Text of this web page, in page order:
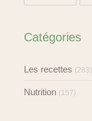
Catégories
Les recettes (283)
Nutrition (157)